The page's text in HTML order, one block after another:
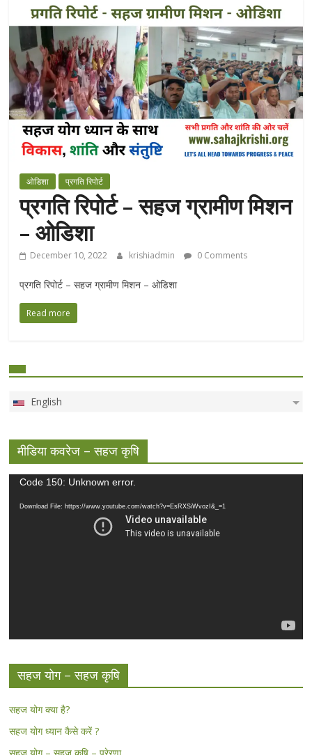
ओडिशा प्रगति रिपोर्ट
प्रगति रिपोर्ट – सहज ग्रामीण मिशन
– ओडिशा
December 10, 2022 krishiadmin 0 Comments
प्रगति रिपोर्ट – सहज ग्रामीण मिशन – ओडिशा
Read more
English
मीडिया कवरेज – सहज कृषि
Video
Code 150: Unknown error.
Download File: https://www.youtube.com/watch?v=EsRXSiWvozI&_=1
सहज योग – सहज कृषि
सहज योग क्या है?
सहज योग ध्यान कैसे करें ?